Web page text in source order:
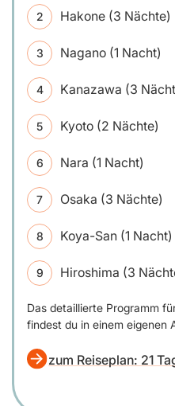
Hakone (3 Nächte)
Nagano (1 Nacht)
Kanazawa (3
Kyoto (2 Nächte)
Nara (1 Nacht)
Osaka (3 Nächte)
Koya-San (1 Nacht)
Hiroshima (3
Das detaillierte Programm
findest du in einem eigenen
zum Reiseplan: 21